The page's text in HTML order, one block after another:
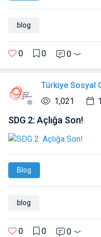
blog
0 0 0
Türkiye Sosyal
1,021
SDG 2: Açlığa Son!
Blog
blog
0 0 0